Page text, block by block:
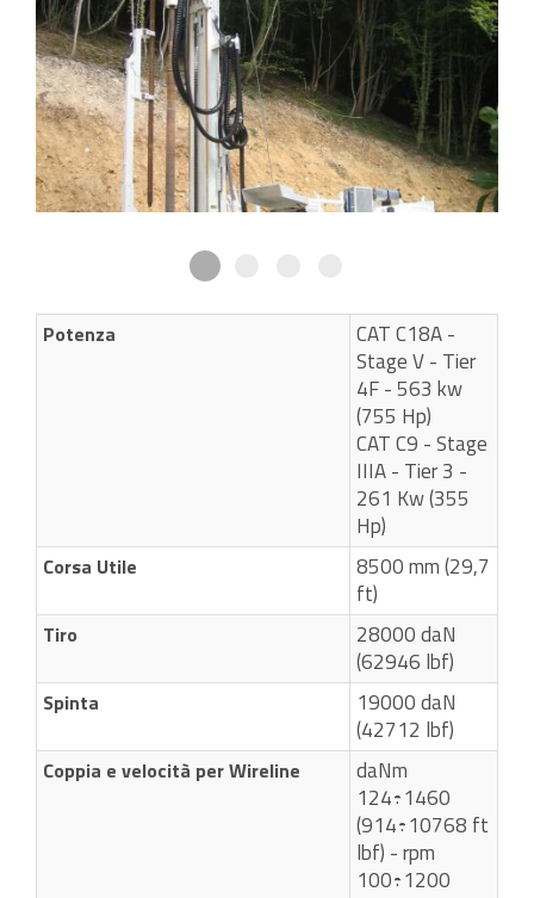
Potenza
CAT C18A -
Stage V - Tier
4F - 563 kw
(755 Hp)
CAT C9 - Stage
IIIA - Tier 3 -
261 Kw (355
Hp)
Corsa Utile
8500 mm (29,7
ft)
Tiro
28000 daN
(62946 lbf)
Spinta
19000 daN
(42712 lbf)
Coppia e velocità per Wireline
daNm
124÷1460
(914÷10768 ft
lbf) - rpm
100÷1200